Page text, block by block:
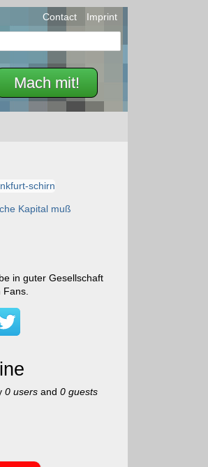
Mach mit!
Contact Imprint
Kapital muß
in guter Gesellschaft
0 usersand 0 guests